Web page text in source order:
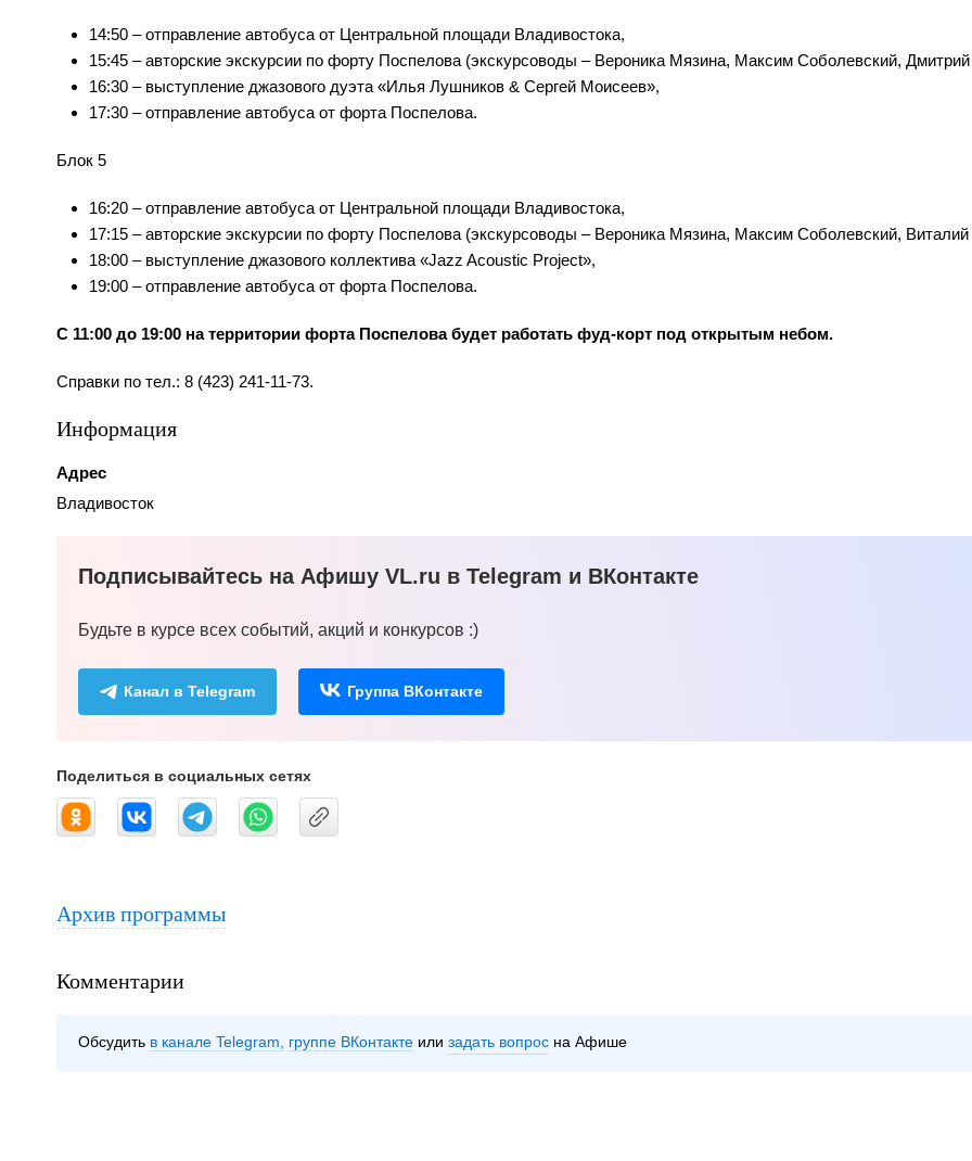
14:50 – отправление автобуса от Центральной площади Владивостока,
15:45 – авторские экскурсии по форту Поспелова (экскурсоводы – Вероника Мязина, Максим Соболевский,
16:30 – выступление джазового дуэта «Илья Лушников & Сергей Моисеев»,
17:30 – отправление автобуса от форта Поспелова.
Блок 5
16:20 – отправление автобуса от Центральной площади Владивостока,
17:15 – авторские экскурсии по форту Поспелова (экскурсоводы – Вероника Мязина, Максим Соболевский, Виталий
18:00 – выступление джазового коллектива «Jazz Acoustic Project»,
19:00 – отправление автобуса от форта Поспелова.
С 11:00 до 19:00 на территории форта Поспелова будет работать фуд-корт под открытым небом.
Справки по тел.: 8 (423) 241-11-73.
Информация
Адрес
Владивосток
Подписывайтесь на Афишу VL.ru в Telegram и ВКонтакте
Будьте в курсе всех событий, акций и конкурсов :)
Канал в Telegram Группа ВКонтакте
Поделиться в социальных сетях
Архив программы
Комментарии
Обсудить в канале Telegram группе ВКонтакте задать вопрос на Афише